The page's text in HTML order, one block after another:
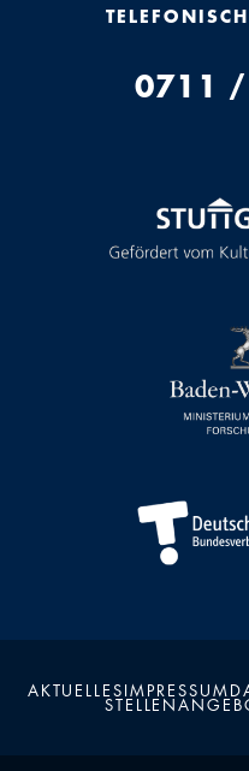
0711
AKTUELLESIMPRESSUM